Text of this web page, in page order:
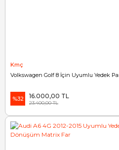
Kmç
Volkswagen Golf 8 İçin Uyumlu Yedek
%32 16.000,00 TL
23.400,00 TL